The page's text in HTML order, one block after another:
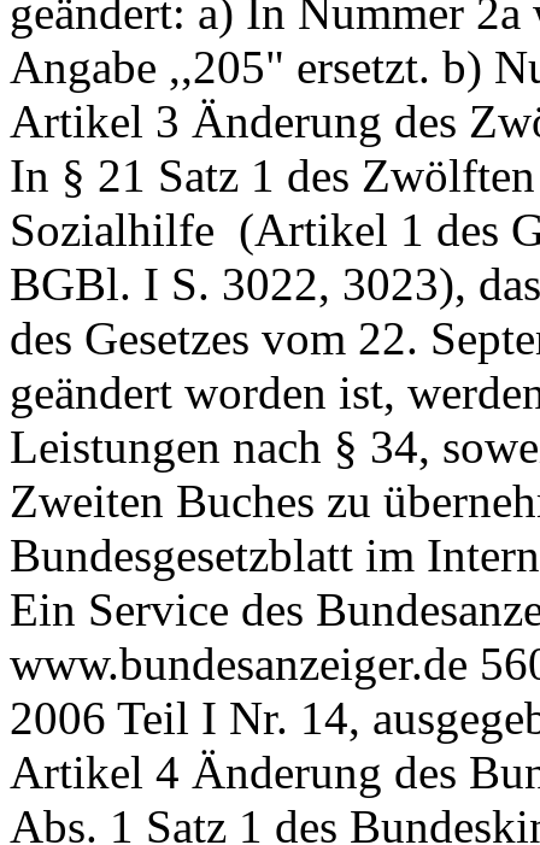
geändert: a) In Nummer
Angabe ,,205" ersetzt. b)
Artikel 3 Änderung des
In § 21 Satz 1 des
Sozialhilfe ­ (Artikel 1 des
BGBl. I S. 3022, 3023),
des Gesetzes vom 22.
geändert worden ist,
Leistungen nach § 34,
Zweiten Buches zu
Bundesgesetzblatt im
Ein Service des
www.bundesanzeiger.de
2006 Teil I Nr. 14,
Artikel 4 Änderung des
Abs. 1 Satz 1 des